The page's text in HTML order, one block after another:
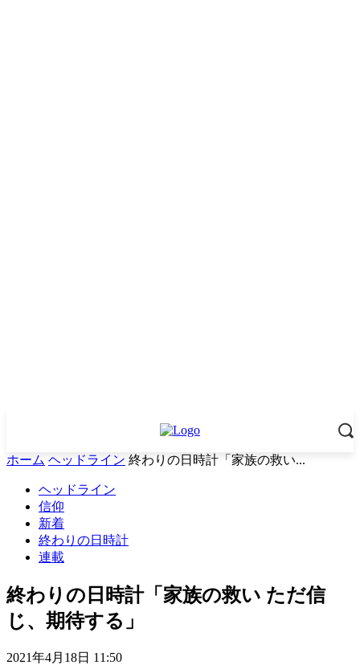
ホーム ヘッドライン 終わりの日時計「家族の救い...
ヘッドライン
信仰
新着
終わりの日時計
連載
終わりの日時計「家族の救い ただ信
じ、期待する」
2021年4月18日 11:50